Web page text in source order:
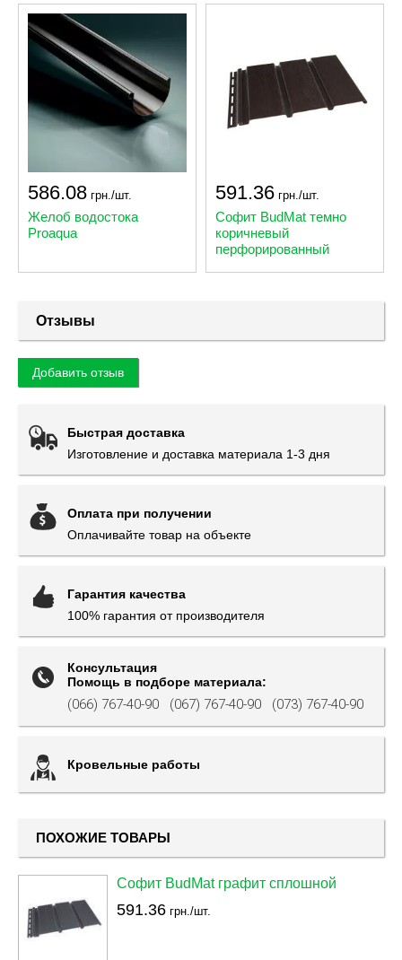
586.08 грн./шт.
Желоб водостока
Proaqua
591.36 грн./шт.
Софит BudMat темно
коричневый
перфорированный
Отзывы
Добавить отзыв
Быстрая доставка
Изготовление и доставка материала 1-3 дня
Оплата при получении
Оплачивайте товар на объекте
Гарантия качества
100% гарантия от производителя
Консультация
Помощь в подборе материала:
(066) 767-40-90 (067) 767-40-90 (073) 767-40-90
Кровельные работы
ПОХОЖИЕ ТОВАРЫ
Софит BudMat графит сплошной
591.36 грн./шт.